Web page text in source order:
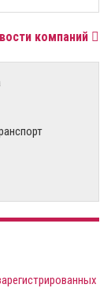
компаний